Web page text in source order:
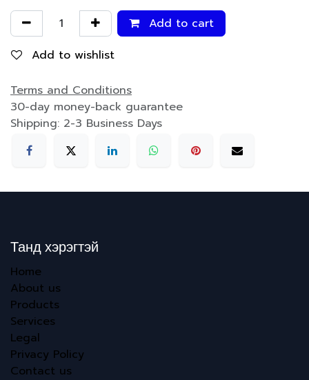
Add to cart
Add to wishlist
Terms and Conditions
30-day money-back guarantee
Shipping: 2-3 Business Days
Танд хэрэгтэй
Home
About us
Products
Services
Legal
Privacy Policy
Contact us